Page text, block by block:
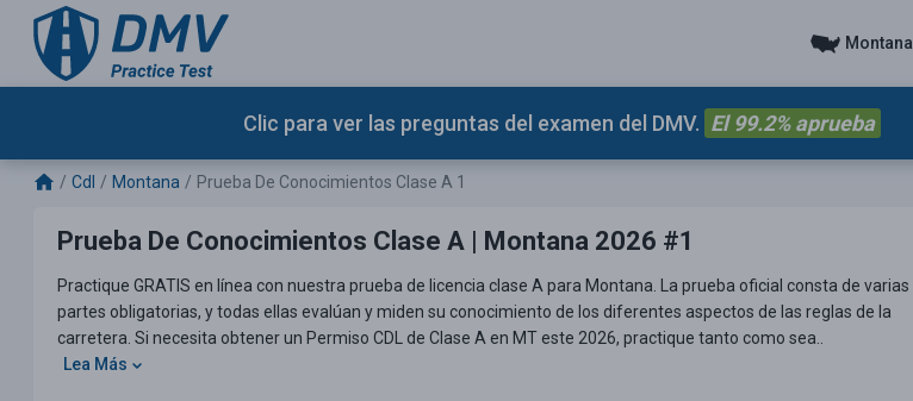
Montana
Clic para ver las preguntas del examen del DMV. El 99.2% aprueba
Cdl Montana Prueba De Conocimientos Clase A 1
Prueba De Conocimientos Clase A | Montana 2026 #1
Practique GRATIS en línea con nuestra prueba de licencia clase A para Montana. La prueba oficial consta de varias
partes obligatorias, y todas ellas evalúan y miden su conocimiento de los diferentes aspectos de las reglas de la
carretera. Si necesita obtener un Permiso CDL de Clase A en MT este 2026, practique tanto como sea..
Lea Más